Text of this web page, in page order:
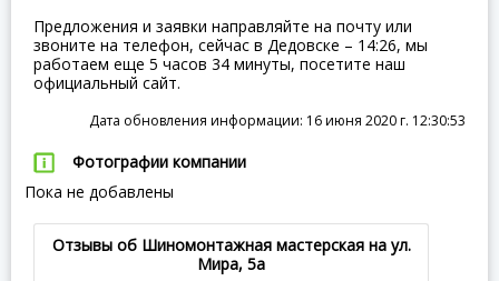
Предложения и заявки направляйте на почту или
звоните на телефон, сейчас в Дедовске – 14:26, мы
работаем еще 5 часов 34 минуты, посетите наш
официальный сайт.
Дата обновления информации: 16 июня 2020 г. 12:30:53
Фотографии компании
Пока не добавлены
Отзывы об Шиномонтажная мастерская на ул.
Мира, 5а